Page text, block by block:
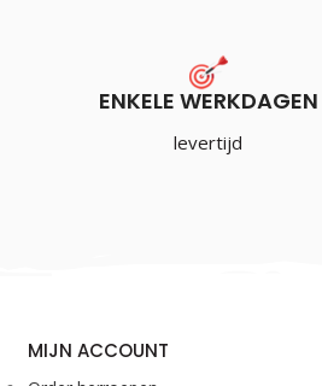
ENKELE WERKDAGEN
levertijd
MIJN ACCOUNT